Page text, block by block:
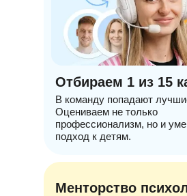
В команду попадают
Оцениваем не только
профессионализм, но и
подход к детям.
Отбираем 1 из 15
Менторство